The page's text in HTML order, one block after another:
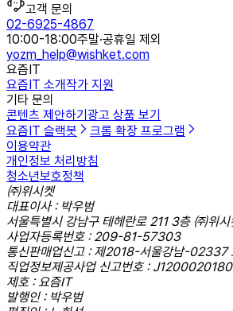
고객 문의
02-6925-4867
10:00-18:00주말·공휴일 제외
yozm_help@wishket.com
요즘IT
요즘IT 소개작가 지원
기타 문의
콘텐츠 제안하기광고 상품 보기
요즘IT 슬랙봇
크롬 확장 프로그램
이용약관
개인정보 처리방침
청소년보호정책
㈜위시켓
대표이사 : 박우범
서울특별시 강남구 테헤란로 211 3층 ㈜위시
사업자등록번호 : 209-81-57303
통신판매업신고 : 제2018-서울강남-02337
직업정보제공사업 신고번호 :
제호 : 요즘IT
발행인 : 박우범